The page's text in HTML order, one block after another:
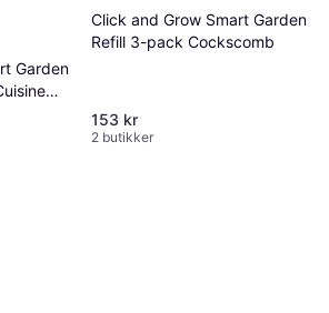
Garden
Click and Grow Smart Garden
Refill 3-pack Cockscomb
153 kr
2 butikker